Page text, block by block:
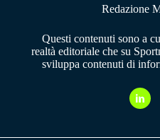
Redazione
Questi contenuti sono a
realtà editoriale che su
sviluppa contenuti di